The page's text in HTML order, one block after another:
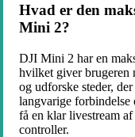
Hvad er den
Mini 2?
DJI Mini 2 har en
hvilket giver brugeren
og udforske steder,
langvarige forbindelse
få en klar livestream
controller.